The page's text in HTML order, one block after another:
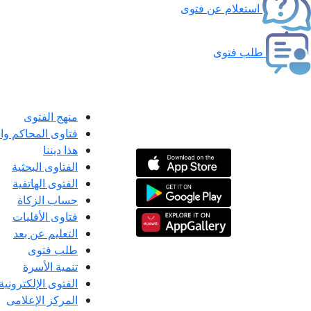
استعلام عن فتوى
طلب فتوى
منهج الفتوى
فتاوى المحاكم
هذا ديننا
الفتاوى البحثية
الفتوى الهاتفية
حساب الزكاة
فتاوى الأقليات
التعليم عن بعد
طلب فتوى
تنمية الأسرة
الفتوى الإلكترونية
المركز الإعلامى